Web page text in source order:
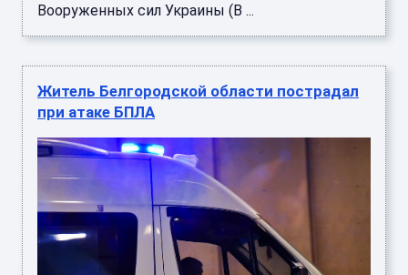
Вооруженных сил Украины (В ...
Житель Белгородской области пострадал
при атаке БПЛА